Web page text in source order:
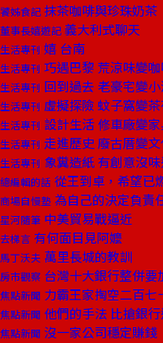
饕姊食記 抹茶咖啡與珍珠奶茶
董事長嬉遊記 義大利式聊天
生活專刊 嬉 台南
生活專刊 巧遇巴黎 荒涼味變
生活專刊 回到過去 老豪宅變
生活專刊 虛擬探險 蚊子窩變
生活專刊 設計生活 修車廠變
生活專刊 走進歷史 廢古厝變
生活專刊 象糞造紙 有創意沒
總編輯的話 從王到卓，希望已
商場自慢塾 為自己的決定負責
星河隨筆 中美貿易戰逼近
去梯言 有何面目見阿嬤
馬丁沃夫 萬里長城的教訓
房市觀察 台灣十大銀行整併要
焦點新聞 力霸王家掏空二百
焦點新聞 他們的手法 比搶銀
焦點新聞 沒一家公司穩定賺